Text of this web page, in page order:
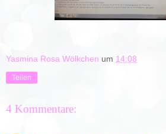
Yasmina Rosa Wölkchen um 14:08
Teilen
4 Kommentare: